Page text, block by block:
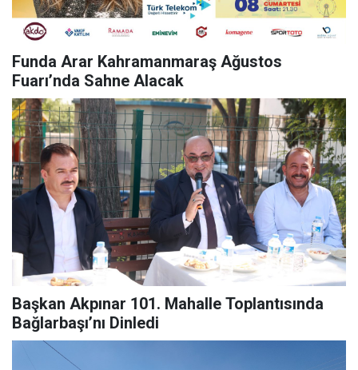
Funda Arar Kahramanmaraş Ağustos
Fuarı’nda Sahne Alacak
Başkan Akpınar 101. Mahalle Toplantısında
Bağlarbaşı’nı Dinledi